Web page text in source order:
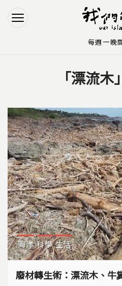
Jump to
Jump to
「漂流
海洋 科學 生活
廢材轉生術：漂流木、牛
每週一晚